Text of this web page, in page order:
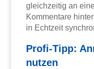
gleichzeitig an
Kommentare
in Echtzeit
Profi-Tipp:
nutzen